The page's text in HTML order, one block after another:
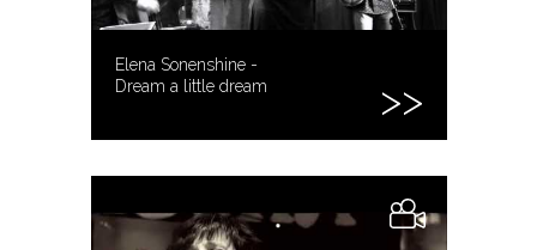
Elena Sonenshine -
Dream a little dream